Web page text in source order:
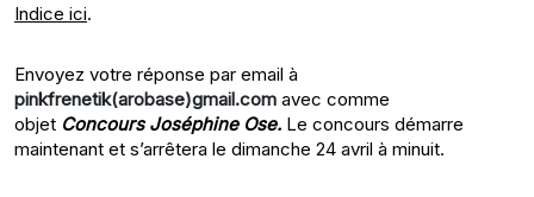
Indice ici.
Envoyez votre réponse par email à
pinkfrenetik(arobase)gmail.com avec comme
objet Concours Joséphine Ose. Le concours démarre
maintenant et s’arrêtera le dimanche 24 avril à minuit.